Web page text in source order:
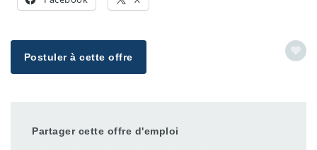
Postuler à cette offre
Partager cette offre d'emploi